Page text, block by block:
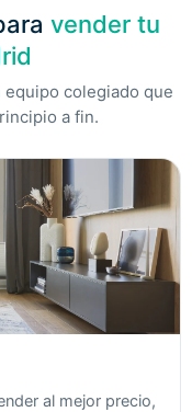
vender tu
colegiado que
a fin.
al mejor precio,